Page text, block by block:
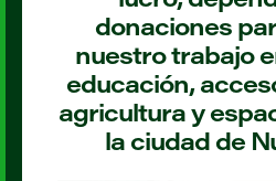
donaciones
nuestro trabajo
educación,
agricultura y
la ciudad de